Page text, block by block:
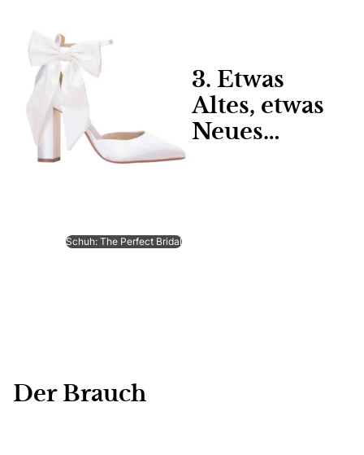
Schuh: The Perfect Bridal
3. Etwas
Altes, etwas
Neues…
Der Brauch